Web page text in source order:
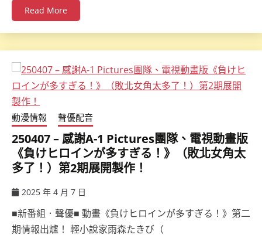
Read More
動漫情報 聲優配音
250407 – 感謝A-1 Pictures團隊、電視動畫版
《負けヒロインが多すぎる！》（敗北女角太
多了！）第2期展開製作！
2025 年 4 月 7 日
■新番組．聲優■ 動畫《負けヒロインが多すぎる！》第二
期情報出爐！ 輕小說家雨森たきび（